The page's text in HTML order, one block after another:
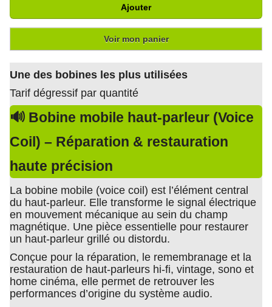
Ajouter
Voir mon panier
Une des bobines les plus utilisées
Tarif dégressif par quantité
🔊 Bobine mobile haut-parleur (Voice
Coil) – Réparation & restauration
haute précision
La bobine mobile (voice coil) est l’élément central
du haut-parleur. Elle transforme le signal électrique
en mouvement mécanique au sein du champ
magnétique. Une pièce essentielle pour restaurer
un haut-parleur grillé ou distordu.
Conçue pour la réparation, le remembranage et la
restauration de haut-parleurs hi-fi, vintage, sono et
home cinéma, elle permet de retrouver les
performances d’origine du système audio.